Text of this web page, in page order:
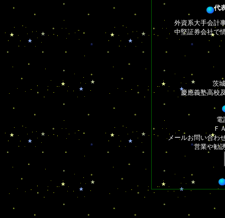
代
外資系大手会計
中堅証券会社で
茨
慶應義塾高校
電
Ｆ
メールお問い合わ
営業や勧